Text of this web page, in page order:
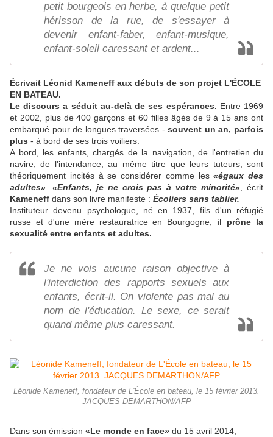
petit bourgeois en herbe, à quelque petit
hérisson de la rue, de s'essayer à
devenir enfant-faber, enfant-musique,
enfant-soleil caressant et ardent...
Écrivait Léonid Kameneff aux débuts de son projet L'ÉCOLE
EN BATEAU.
Le discours a séduit au-delà de ses espérances. Entre 1969
et 2002, plus de 400 garçons et 60 filles âgés de 9 à 15 ans ont
embarqué pour de longues traversées -souvent un an, parfois
plus - à bord de ses trois voiliers.
A bord, les enfants, chargés de la navigation, de l'entretien du
navire, de l'intendance, au même titre que leurs tuteurs, sont
théoriquement incités à se considérer comme les«égaux des
adultes»
«Enfants, je ne crois pas à votre minorité» , écrit
Kameneff dans son livre manifeste : Écoliers sans tablier.
Instituteur devenu psychologue, né en 1937, fils d'un réfugié
russe et d'une mère restauratrice en Bourgogne,
il prône la
sexualité entre enfants et adultes.
Je ne vois aucune raison objective à
l'interdiction des rapports sexuels aux
enfants, écrit-il. On violente pas mal au
nom de l'éducation. Le sexe, ce serait
quand même plus caressant.
Léonide Kameneff, fondateur de L'École en bateau, le 15 février 2013.
JACQUES DEMARTHON/AFP
Dans son émission «Le monde en face» du 15 avril 2014,